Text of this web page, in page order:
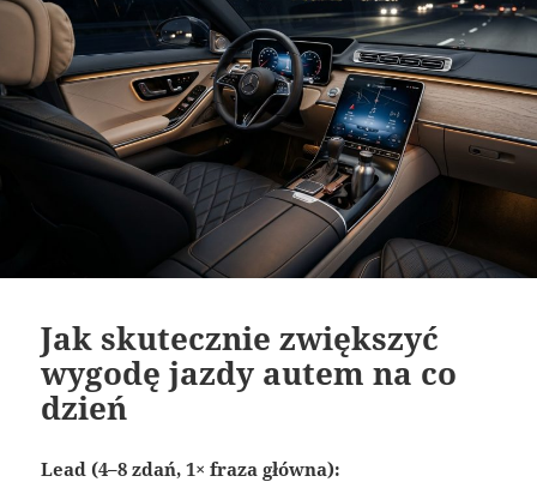
Jak skutecznie zwiększyć
wygodę jazdy autem na co
dzień
Lead (4–8 zdań, 1× fraza główna):